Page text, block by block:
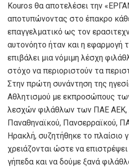
Kouros θα αποτελέσει την
αποτυπώνοντας στο έπακρο
επαγγελματικό ως τον
αυτονόητο ήταν και η εφαρμογή
επιβάλει μια νόμιμη λέσχη
στόχο να περιοριστούν τα
Στην πρώτη συνάντηση της
Αθλητισμού με εκπροσώπους
λεσχών φιλάθλων των ΠΑΕ ΑΕΚ,
Παναθηναϊκού, Πανσερραϊκού,
Ηρακλή, συζητήθηκε το πλαίσιο
χρειάζονται ώστε να
γήπεδα και να δούμε ξανά